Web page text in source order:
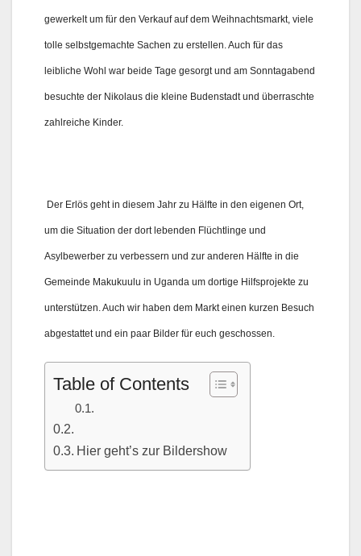
gewerkelt um für den Verkauf auf dem Weihnachtsmarkt, viele
tolle selbstgemachte Sachen zu erstellen. Auch für das
leibliche Wohl war beide Tage gesorgt und am Sonntagabend
besuchte der Nikolaus die kleine Budenstadt und überraschte
zahlreiche Kinder.
Der Erlös geht in diesem Jahr zu Hälfte in den eigenen Ort,
um die Situation der dort lebenden Flüchtlinge und
Asylbewerber zu verbessern und zur anderen Hälfte in die
Gemeinde Makukuulu in Uganda um dortige Hilfsprojekte zu
unterstützen. Auch wir haben dem Markt einen kurzen Besuch
abgestattet und ein paar Bilder für euch geschossen.
Table of Contents
Hier geht’s zur Bildershow